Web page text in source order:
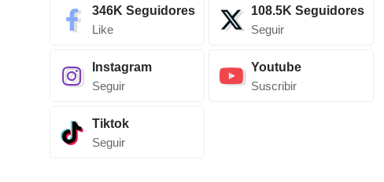
346K Seguidores
Like
108.5K Seguidores
Seguir
Instagram
Seguir
Youtube
Suscribir
Tiktok
Seguir